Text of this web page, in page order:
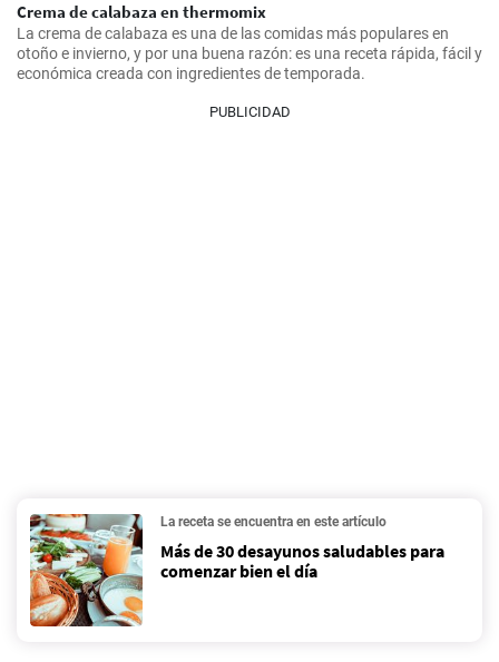
Crema de calabaza en thermomix
La crema de calabaza es una de las comidas más populares en
otoño e invierno, y por una buena razón: es una receta rápida, fácil y
económica creada con ingredientes de temporada.
PUBLICIDAD
La receta se encuentra en este artículo
Más de 30 desayunos saludables para
comenzar bien el día